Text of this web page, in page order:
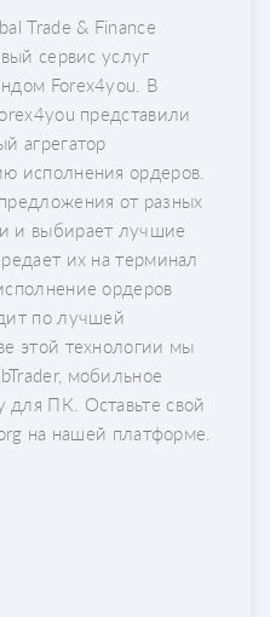
Trade & Finance
сервис услуг
Forex4you. В
представили
агрегатор
исполнения ордеров.
от разных
и выбирает лучшие
их на терминал
ордеров
по лучшей
этой технологии мы
мобильное
ПК. Оставьте свой
на нашей платформе.